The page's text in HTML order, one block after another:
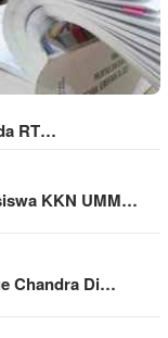
RT…
KKN UMM…
Chandra Di…